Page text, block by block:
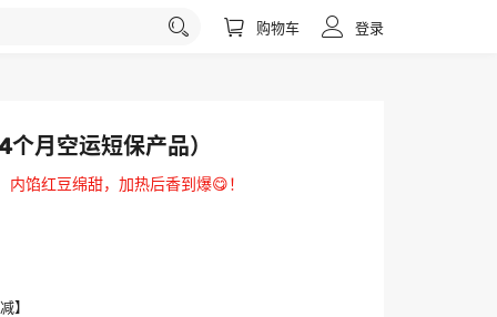
购物车 登录
月空运短保产品）
馅红豆绵甜，加热后香到爆😋！
】